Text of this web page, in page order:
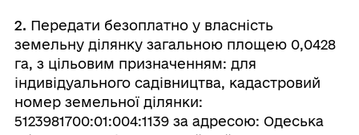
2. Передати безоплатно у власність
земельну ділянку загальною площею 0,0428
га, з цільовим призначенням: для
індивідуального садівництва, кадастровий
номер земельної ділянки:
5123981700:01:004:1139 за адресою: Одеська